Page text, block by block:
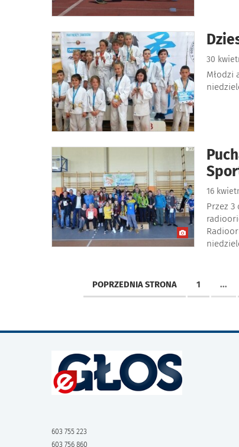
30
Młodzi
16
Przez
POPRZEDNIA STRONA 1 ...
603 755 223
603 756 860